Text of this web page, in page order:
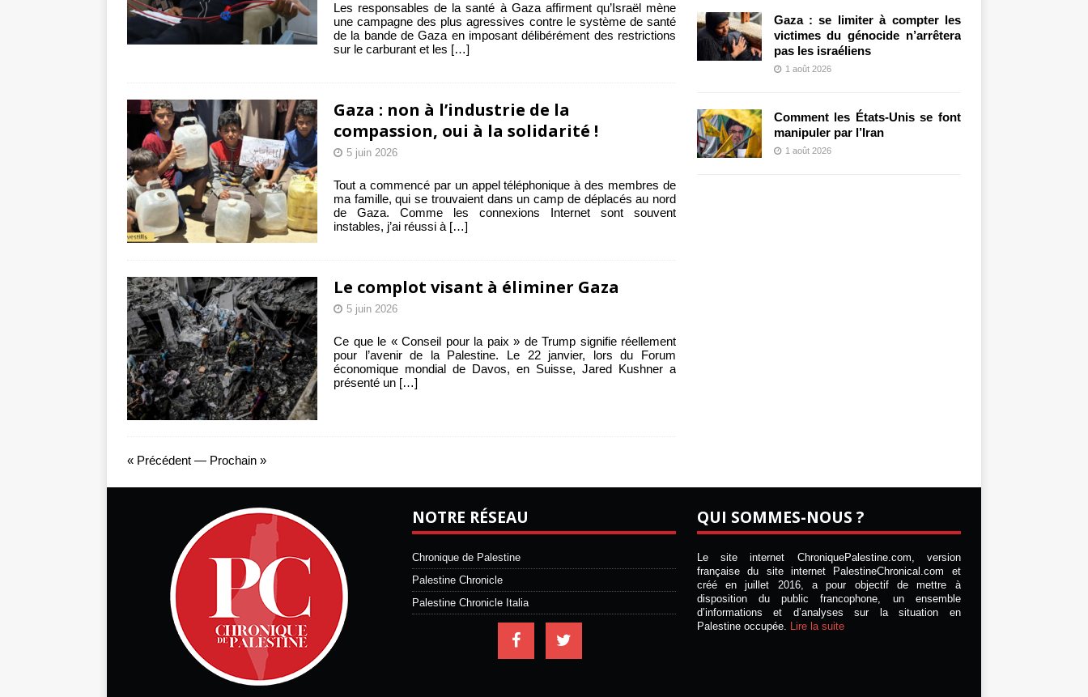
Les responsables de la santé à Gaza affirment qu’Israël mène
une campagne des plus agressives contre le système de santé
de la bande de Gaza en imposant délibérément des restrictions
sur le carburant et les […]
Gaza : non à l’industrie de la
compassion, oui à la solidarité !
5 juin 2026
Tout a commencé par un appel téléphonique à des membres de
ma famille, qui se trouvaient dans un camp de déplacés au nord
de Gaza. Comme les connexions Internet sont souvent
instables, j’ai réussi à […]
Le complot visant à éliminer Gaza
5 juin 2026
Ce que le « Conseil pour la paix » de Trump signifie réellement
pour l’avenir de la Palestine. Le 22 janvier, lors du Forum
économique mondial de Davos, en Suisse, Jared Kushner a
présenté un […]
« Précédent — Prochain »
Gaza : se limiter à compter les
victimes du génocide n’arrêtera
pas les israéliens
1 août 2026
Comment les États-Unis se font
manipuler par l’Iran
1 août 2026
NOTRE RÉSEAU
Chronique de Palestine
Palestine Chronicle
Palestine Chronicle Italia
QUI SOMMES-NOUS ?
Le site internet ChroniquePalestine.com, version
française du site internet PalestineChronical.com et
créé en juillet 2016, a pour objectif de mettre à
disposition du public francophone, un ensemble
d’informations et d’analyses sur la situation en
Palestine occupée. Lire la suite